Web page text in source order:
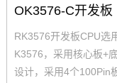
集成了4个ARM Cortex-
能核，主频高达
2核心板采用3组80Pin
接器，可插拔式设计便
OK3576-C开发板
RK3576开发板CPU选
K3576，采用核心板+
设计，采用4个100Pin